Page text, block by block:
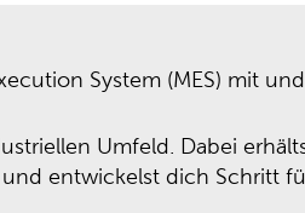
System (MES) mit und
Umfeld. Dabei
entwickelst dich Schritt